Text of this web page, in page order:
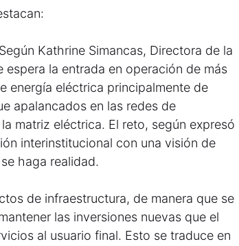
Según Kathrine Simancas, Directora de la
espera la entrada en operación de más
energía eléctrica principalmente de
apalancados en las redes de
matriz eléctrica. El reto, según expresó
interinstitucional con una visión de
haga realidad.
de infraestructura, de manera que se
las inversiones nuevas que el
al usuario final. Esto se traduce en